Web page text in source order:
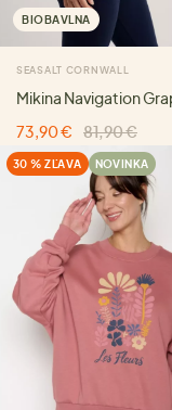
BIOBAVLNA
SEASALT CORNWALL
Mikina Navigation
73,90 €
81,90 €
30 % ZĽAVA NOVINKA